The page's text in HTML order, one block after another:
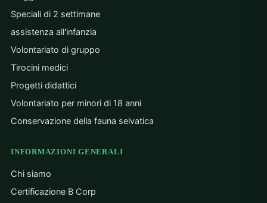
Speciali di 2 settimane
assistenza all'infanzia
Volontariato di gruppo
Tirocini medici
Progetti didattici
Volontariato per minori di 18 anni
Conservazione della fauna selvatica
INFORMAZIONI GENERALI
Chi siamo
Certificazione B Corp